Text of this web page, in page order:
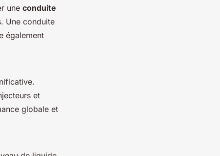
une conduite
Une conduite
également
et
globale et